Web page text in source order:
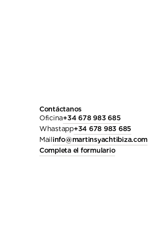
Contáctanos
Oficina+34 678 983 685
Whastapp+34 678 983 685
Mailinfo@martinsyachtibiza.com
Completa el formulario